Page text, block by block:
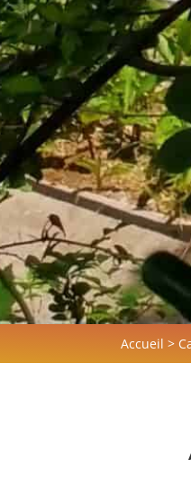
Accueil >